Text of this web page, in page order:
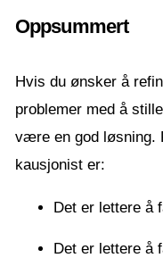
Oppsummert
Hvis du ønsker å
problemer med å
være en god løsning.
kausjonist er:
Det er lettere å
Det er lettere å